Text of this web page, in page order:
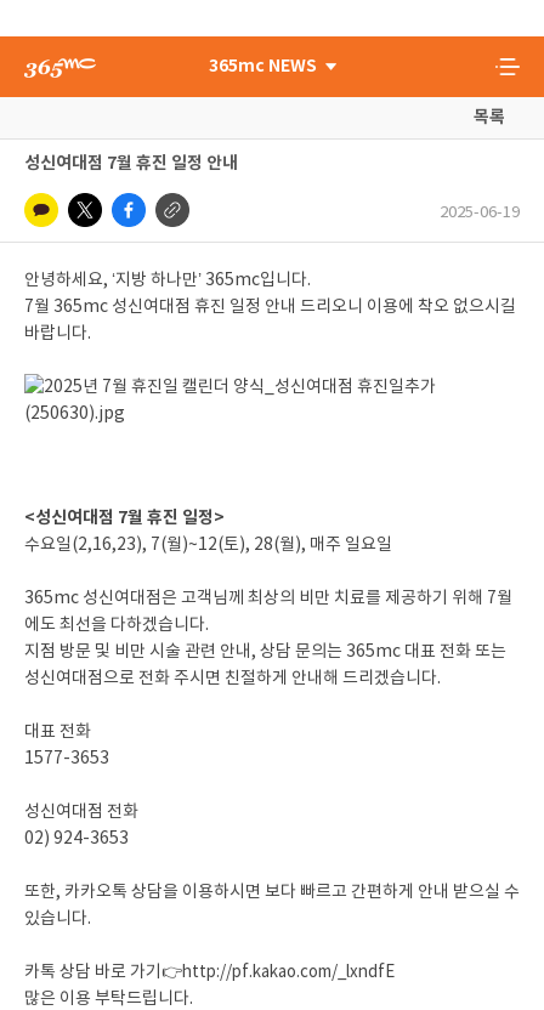
365mc NEWS
목록
성신여대점 7월 휴진 일정 안내
2025-06-19
안녕하세요, ‘지방 하나만’ 365mc입니다.
7월 365mc 성신여대점 휴진 일정 안내 드리오니 이용에 착오 없으시길
바랍니다.
<성신여대점 7월 휴진 일정>
수요일(2,16,23), 7(월)~12(토), 28(월), 매주 일요일
365mc 성신여대점은 고객님께 최상의 비만 치료를 제공하기 위해 7월
에도 최선을 다하겠습니다.
지점 방문 및 비만 시술 관련 안내, 상담 문의는 365mc 대표 전화 또는
성신여대점으로 전화 주시면 친절하게 안내해 드리겠습니다.
대표 전화
1577-3653
성신여대점 전화
02) 924-3653
또한, 카카오톡 상담을 이용하시면 보다 빠르고 간편하게 안내 받으실 수
있습니다.
카톡 상담 바로 가기👉http://pf.kakao.com/_lxndfE
많은 이용 부탁드립니다.